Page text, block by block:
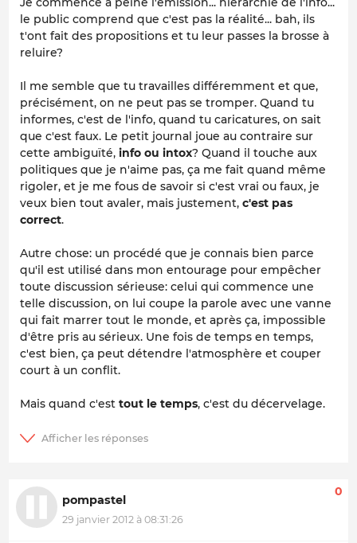
le public comprend que c'est pas la réalité... bah, ils
t'ont fait des propositions et tu leur passes la brosse à
reluire?
Il me semble que tu travailles différemment et que,
précisément, on ne peut pas se tromper. Quand tu
informes, c'est de l'info, quand tu caricatures, on sait
que c'est faux. Le petit journal joue au contraire sur
cette ambiguïté, info ou intox? Quand il touche aux
politiques que je n'aime pas, ça me fait quand même
rigoler, et je me fous de savoir si c'est vrai ou faux, je
veux bien tout avaler, mais justement, c'est pas
correct.
Autre chose: un procédé que je connais bien parce
qu'il est utilisé dans mon entourage pour empêcher
toute discussion sérieuse: celui qui commence une
telle discussion, on lui coupe la parole avec une vanne
qui fait marrer tout le monde, et après ça, impossible
d'être pris au sérieux. Une fois de temps en temps,
c'est bien, ça peut détendre l'atmosphère et couper
court à un conflit.
Mais quand c'est tout le temps, c'est du décervelage.
pompastel
29 janvier 2012 à 08:31:26
0